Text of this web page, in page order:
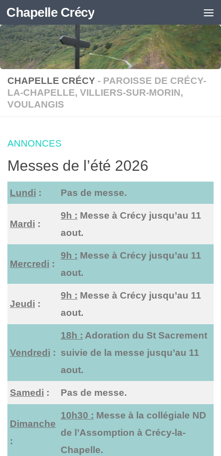
Skip to content
Chapelle Crécy
CHAPELLE CRÉCY - PAROISSE DE CRÉCY-
LA-CHAPELLE, VILLIERS-SUR-MORIN,
VOULANGIS
ANNONCES
Messes de l’été 2026
Lundi : Pas de messe.
Mardi :
9h : Messe à Crécy jusqu’au 11
aout.
Mercredi :
9h : Messe à Crécy jusqu’au 11
aout.
Jeudi :
9h : Messe à Crécy jusqu’au 11
aout.
Vendredi :
18h : Adoration du St Sacrement
suivie de la messe jusqu’au 11
aout.
Samedi : Pas de messe.
Dimanche
:
10h30 : Messe à la collégiale ND
de l’Assomption à Crécy-la-
Chapelle.